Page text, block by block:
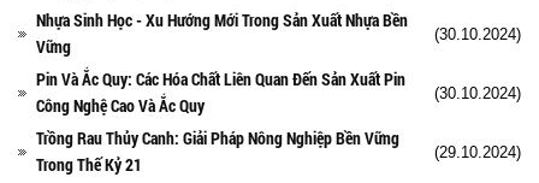
Nhựa Sinh Học - Xu Hướng Mới Trong Sản Xuất Nhựa Bền
Vững
(30.10.2024)
Pin Và Ắc Quy: Các Hóa Chất Liên Quan Đến Sản Xuất Pin
Công Nghệ Cao Và Ắc Quy
(30.10.2024)
Trồng Rau Thủy Canh: Giải Pháp Nông Nghiệp Bền Vững
Trong Thế Kỷ 21
(29.10.2024)